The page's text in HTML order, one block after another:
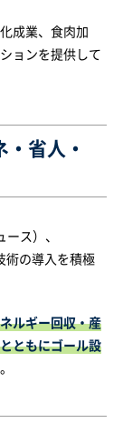
成業、食肉加
ョンを提供して
省人・
ス）、
術の導入を積極
ルギー回収・産
ともにゴール設